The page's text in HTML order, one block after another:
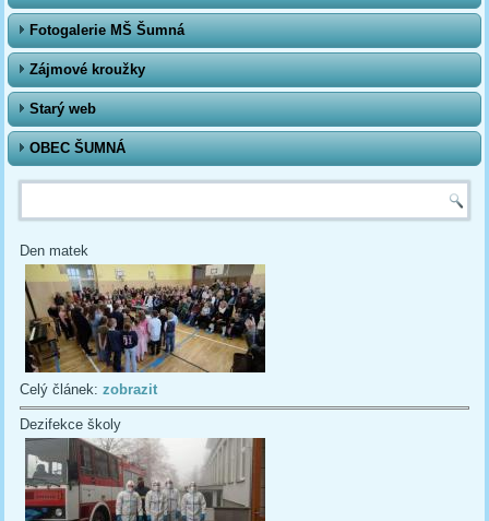
Fotogalerie MŠ Šumná
Zájmové kroužky
Starý web
OBEC ŠUMNÁ
Vyhledávání
Den matek
Celý článek:zobrazit
Dezifekce školy